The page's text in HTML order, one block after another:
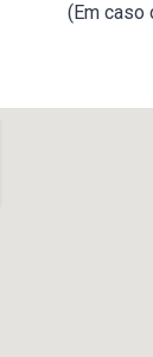
(Em caso